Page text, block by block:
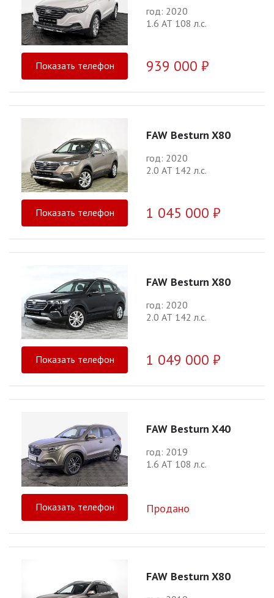
год: 2020
1.6 АТ 108 л.с.
Показать телефон 939 000 ₽
FAW Besturn X80
год: 2020
2.0 АТ 142 л.с.
Показать телефон 1 045 000 ₽
FAW Besturn X80
год: 2020
2.0 АТ 142 л.с.
Показать телефон 1 049 000 ₽
FAW Besturn X40
год: 2019
1.6 АТ 108 л.с.
Показать телефон Продано
FAW Besturn X80